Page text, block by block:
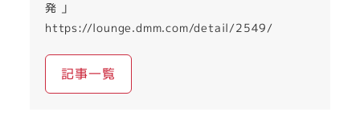
発 」
https://lounge.dmm.com/detail/2549/
記事一覧